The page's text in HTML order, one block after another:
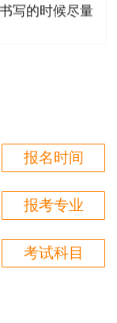
定，考试结
资源和社会保
规定，自
人员职业资格
同等法律效
制发的纸质证
办理补发。
重要！
的付出和努
报名时间
报考专业
考试科目